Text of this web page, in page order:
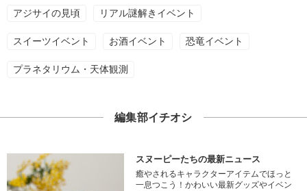
アジサイの見頃 リアル謎解きイベント
スイーツイベント お酒イベント 恐竜イベント
プラネタリウム・天体観測
編集部イチオシ
スヌーピーたちの最新ニュース
癒やされるキャラクターアイテムでほっと
一息つこう！かわいい最新グッズやイベン